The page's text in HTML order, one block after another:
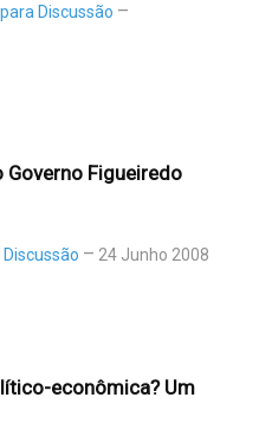
Discussão
Figueiredo
24 Junho 2008
econômica? Um